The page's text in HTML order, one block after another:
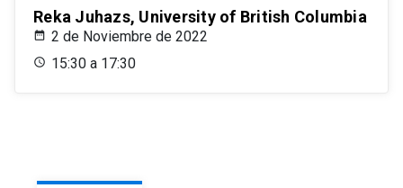
Reka Juhazs, University of British Columbia
2 de Noviembre de 2022
15:30 a 17:30